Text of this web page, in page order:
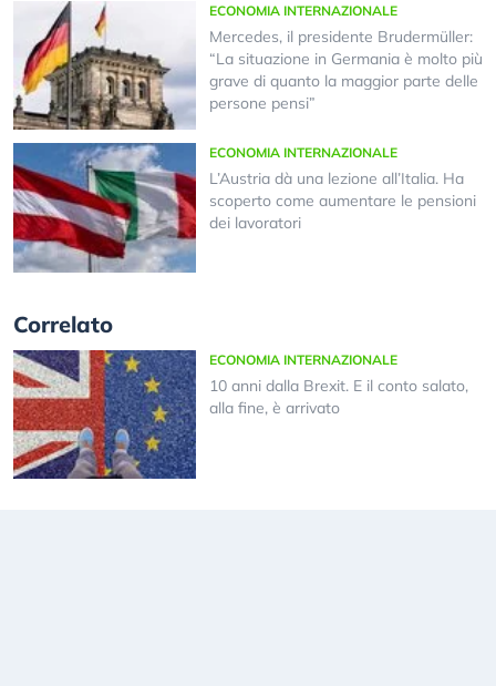
ECONOMIA INTERNAZIONALE
Mercedes, il presidente Brudermüller:
“La situazione in Germania è molto più
grave di quanto la maggior parte delle
persone pensi”
ECONOMIA INTERNAZIONALE
L’Austria dà una lezione all’Italia. Ha
scoperto come aumentare le pensioni
dei lavoratori
Correlato
ECONOMIA INTERNAZIONALE
10 anni dalla Brexit. E il conto salato,
alla fine, è arrivato